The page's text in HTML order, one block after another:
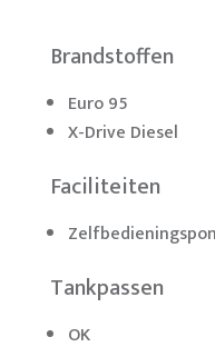
Brandstoffen
Euro 95
X-Drive Diesel
Faciliteiten
Tankpassen
OK